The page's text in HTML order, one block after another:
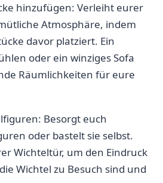
hinzufügen: Verleiht⁤ eurer
Atmosphäre, indem⁣
davor platziert. ⁣Ein
oder ein winziges ⁤Sofa
Räumlichkeiten für ​eure
Besorgt euch
oder bastelt sie ⁣selbst.
Wichteltür,‍ um den Eindruck
Wichtel zu ⁤Besuch‌ sind und